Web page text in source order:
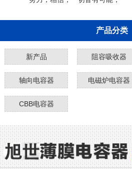
产品分类
新产品 阻容吸收器
轴向电容器 电磁炉电容器
CBB电容器